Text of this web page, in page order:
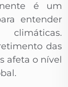
é um
entender
das
afeta o nível